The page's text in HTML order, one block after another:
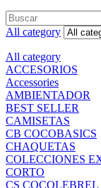
All category
All category
ACCESORIOS
Accessories
AMBIENTADOR
BEST SELLER
CAMISETAS
CB COCOBASICS
CHAQUETAS
COLECCIONES
CORTO
CS